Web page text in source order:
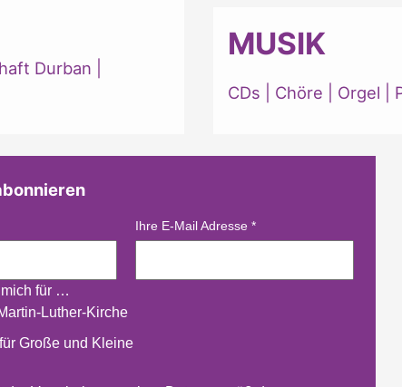
Durban
MUSIK
CDs Chöre Orgel
Ihre E-Mail Adresse*
mich für …
Luther-Kirche
Große und Kleine